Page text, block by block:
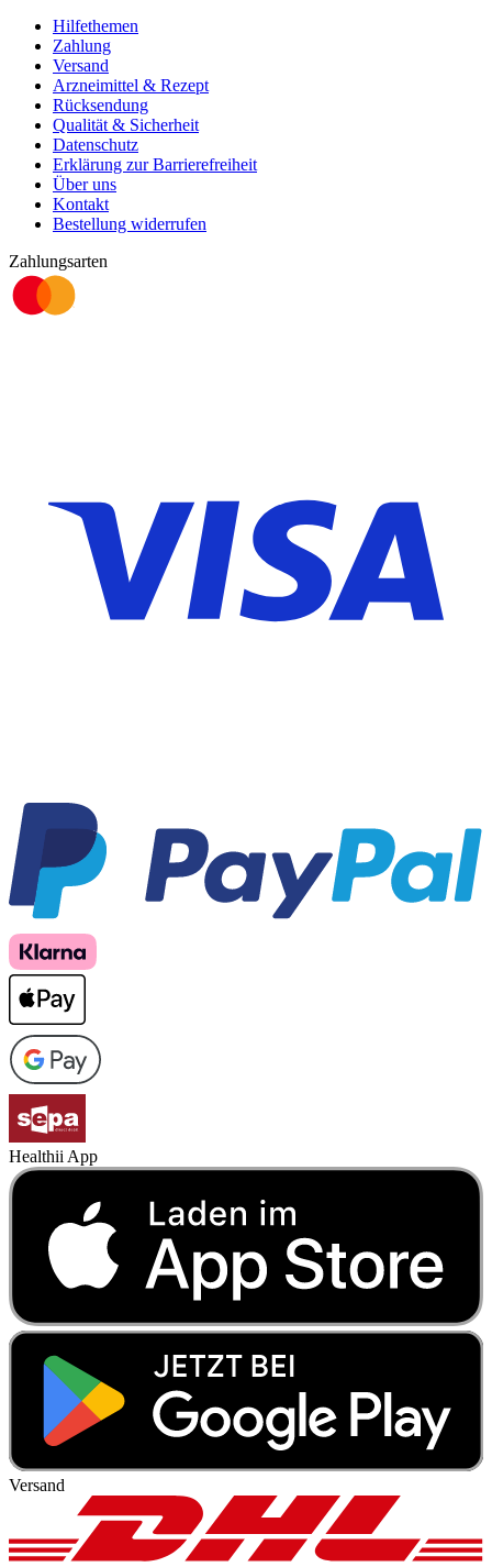
Hilfethemen
Zahlung
Versand
Arzneimittel & Rezept
Rücksendung
Qualität & Sicherheit
Datenschutz
Erklärung zur Barrierefreiheit
Über uns
Kontakt
Bestellung widerrufen
Zahlungsarten
Healthii App
Versand